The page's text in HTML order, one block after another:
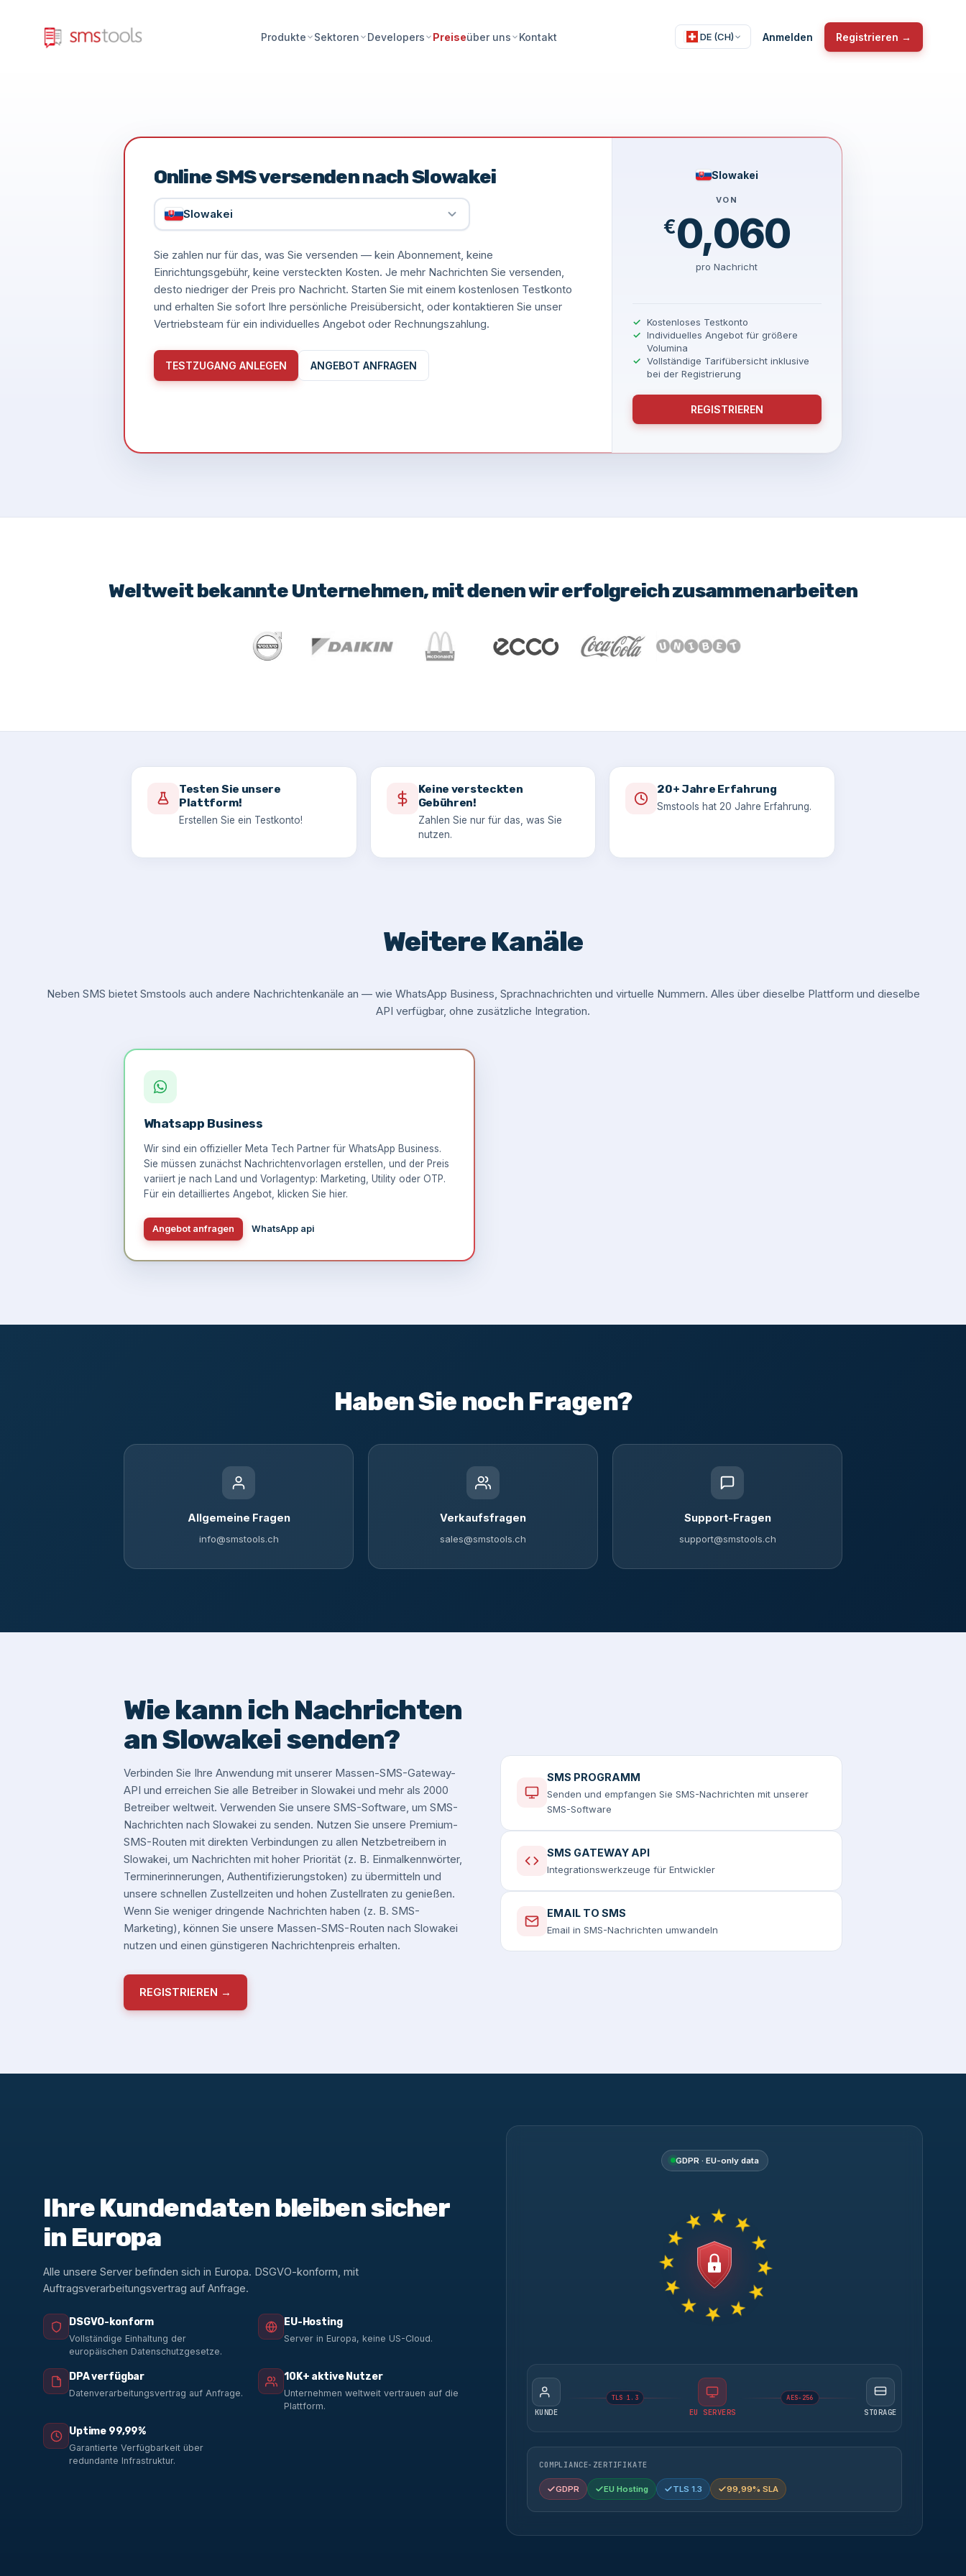
Produkte Sektoren Developers Preiseüber uns Kontakt DE (CH) Anmelden Registrieren →
Weltweit bekannte Unternehmen, mit denen wir erfolgreich zusammenarbeiten
Testen Sie unsere
Plattform!
Erstellen Sie ein Testkonto!
Keine versteckten
Gebühren!
Zahlen Sie nur für das, was Sie
nutzen.
20+ Jahre Erfahrung
Smstools hat 20 Jahre Erfahrung.
Online SMS versenden nach Slowakei
Slowakei
Sie zahlen nur für das, was Sie versenden — kein Abonnement, keine
Einrichtungsgebühr, keine versteckten Kosten. Je mehr Nachrichten Sie versenden,
desto niedriger der Preis pro Nachricht. Starten Sie mit einem kostenlosen Testkonto
und erhalten Sie sofort Ihre persönliche Preisübersicht, oder kontaktieren Sie unser
Vertriebsteam für ein individuelles Angebot oder Rechnungszahlung.
TESTZUGANG ANLEGEN ANGEBOT ANFRAGEN
Slowakei
VON
€0,060
pro Nachricht
Kostenloses Testkonto
Individuelles Angebot für größere
Volumina
Vollständige Tarifübersicht inklusive
bei der Registrierung
REGISTRIEREN
Weitere Kanäle
Neben SMS bietet Smstools auch andere Nachrichtenkanäle an — wie WhatsApp Business, Sprachnachrichten und virtuelle Nummern. Alles über dieselbe Plattform und dieselbe
API verfügbar, ohne zusätzliche Integration.
Whatsapp Business
Wir sind ein offizieller Meta Tech Partner für WhatsApp Business.
Sie müssen zunächst Nachrichtenvorlagen erstellen, und der Preis
variiert je nach Land und Vorlagentyp: Marketing, Utility oder OTP.
Für ein detailliertes Angebot, klicken Sie hier.
Angebot anfragen WhatsApp api
Haben Sie noch Fragen?
Allgemeine Fragen
info@smstools.ch
Verkaufsfragen
sales@smstools.ch
Support-Fragen
support@smstools.ch
Wie kann ich Nachrichten
an Slowakei senden?
Verbinden Sie Ihre Anwendung mit unserer Massen-SMS-Gateway-
API und erreichen Sie alle Betreiber in Slowakei und mehr als 2000
Betreiber weltweit. Verwenden Sie unsere SMS-Software, um SMS-
Nachrichten nach Slowakei zu senden. Nutzen Sie unsere Premium-
SMS-Routen mit direkten Verbindungen zu allen Netzbetreibern in
Slowakei, um Nachrichten mit hoher Priorität (z. B. Einmalkennwörter,
Terminerinnerungen, Authentifizierungstoken) zu übermitteln und
unsere schnellen Zustellzeiten und hohen Zustellraten zu genießen.
Wenn Sie weniger dringende Nachrichten haben (z. B. SMS-
Marketing), können Sie unsere Massen-SMS-Routen nach Slowakei
nutzen und einen günstigeren Nachrichtenpreis erhalten.
REGISTRIEREN →
SMS PROGRAMM
Senden und empfangen Sie SMS-Nachrichten mit unserer
SMS-Software
SMS GATEWAY API
Integrationswerkzeuge für Entwickler
EMAIL TO SMS
Email in SMS-Nachrichten umwandeln
Ihre Kundendaten bleiben sicher
in Europa
Alle unsere Server befinden sich in Europa. DSGVO-konform, mit
Auftragsverarbeitungsvertrag auf Anfrage.
DSGVO-konform
Vollständige Einhaltung der
europäischen Datenschutzgesetze.
EU-Hosting
Server in Europa, keine US-Cloud.
DPA verfügbar
Datenverarbeitungsvertrag auf Anfrage.
10K+ aktive Nutzer
Unternehmen weltweit vertrauen auf die
Plattform.
Uptime 99,99%
Garantierte Verfügbarkeit über
redundante Infrastruktur.
GDPR · EU-only data
KUNDE
TLS 1.3
EU SERVERS
AES-256
STORAGE
COMPLIANCE-ZERTIFIKATE
GDPR EU Hosting TLS 1.3 99,99% SLA